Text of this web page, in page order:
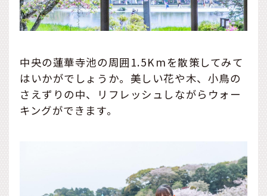
中央の蓮華寺池の周囲1.5Kmを散策してみて
はいかがでしょうか。美しい花や木、小鳥の
さえずりの中、リフレッシュしながらウォー
キングができます。